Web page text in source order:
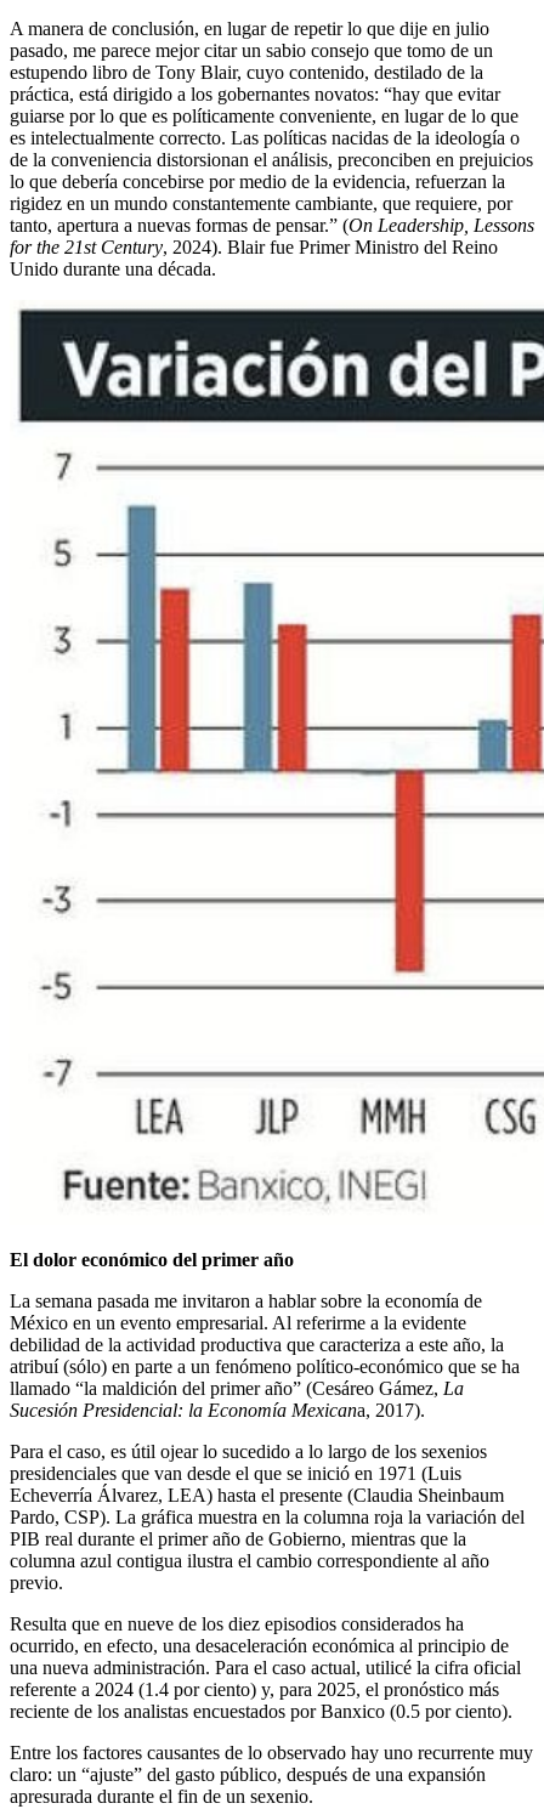
A manera de conclusión, en lugar de repetir lo que dije en julio
pasado, me parece mejor citar un sabio consejo que tomo de un
estupendo libro de Tony Blair, cuyo contenido, destilado de la
práctica, está dirigido a los gobernantes novatos: “hay que evitar
guiarse por lo que es políticamente conveniente, en lugar de lo que
es intelectualmente correcto. Las políticas nacidas de la ideología o
de la conveniencia distorsionan el análisis, preconciben en prejuicios
lo que debería concebirse por medio de la evidencia, refuerzan la
rigidez en un mundo constantemente cambiante, que requiere, por
tanto, apertura a nuevas formas de pensar.” (On Leadership, Lessons
for the 21st Century, 2024). Blair fue Primer Ministro del Reino
Unido durante una década.
El dolor económico del primer año
La semana pasada me invitaron a hablar sobre la economía de
México en un evento empresarial. Al referirme a la evidente
debilidad de la actividad productiva que caracteriza a este año, la
atribuí (sólo) en parte a un fenómeno político-económico que se ha
llamado “la maldición del primer año” (Cesáreo Gámez, La
Sucesión Presidencial: la Economía Mexicana, 2017).
Para el caso, es útil ojear lo sucedido a lo largo de los sexenios
presidenciales que van desde el que se inició en 1971 (Luis
Echeverría Álvarez, LEA) hasta el presente (Claudia Sheinbaum
Pardo, CSP). La gráfica muestra en la columna roja la variación del
PIB real durante el primer año de Gobierno, mientras que la
columna azul contigua ilustra el cambio correspondiente al año
previo.
Resulta que en nueve de los diez episodios considerados ha
ocurrido, en efecto, una desaceleración económica al principio de
una nueva administración. Para el caso actual, utilicé la cifra oficial
referente a 2024 (1.4 por ciento) y, para 2025, el pronóstico más
reciente de los analistas encuestados por Banxico (0.5 por ciento).
Entre los factores causantes de lo observado hay uno recurrente muy
claro: un “ajuste” del gasto público, después de una expansión
apresurada durante el fin de un sexenio.